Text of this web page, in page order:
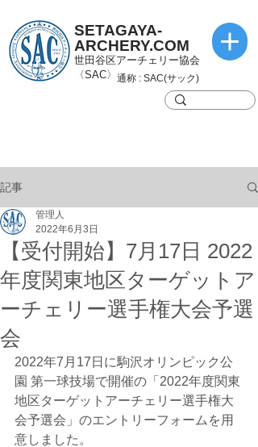
SETAGAYA-
ARCHERY.COM
世田谷区アーチェリー協会
〈SAC〉 通称 : SAC(サック)
記事
【受付開始】7月17日 2022
年度関東地区ターゲットア
ーチェリー選手権大会予選
会
管理人
2022年6月3日
2022年7月17日に駒沢オリンピック公
園 第一球技場で開催の「2022年度関東
地区ターゲットアーチェリー選手権大
会予選会」のエントリーフォームを用
意しました。